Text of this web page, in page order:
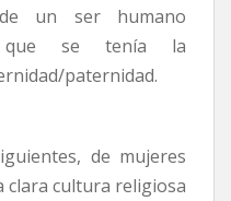
un ser humano
que se tenía la
paternidad.
de mujeres
clara cultura religiosa